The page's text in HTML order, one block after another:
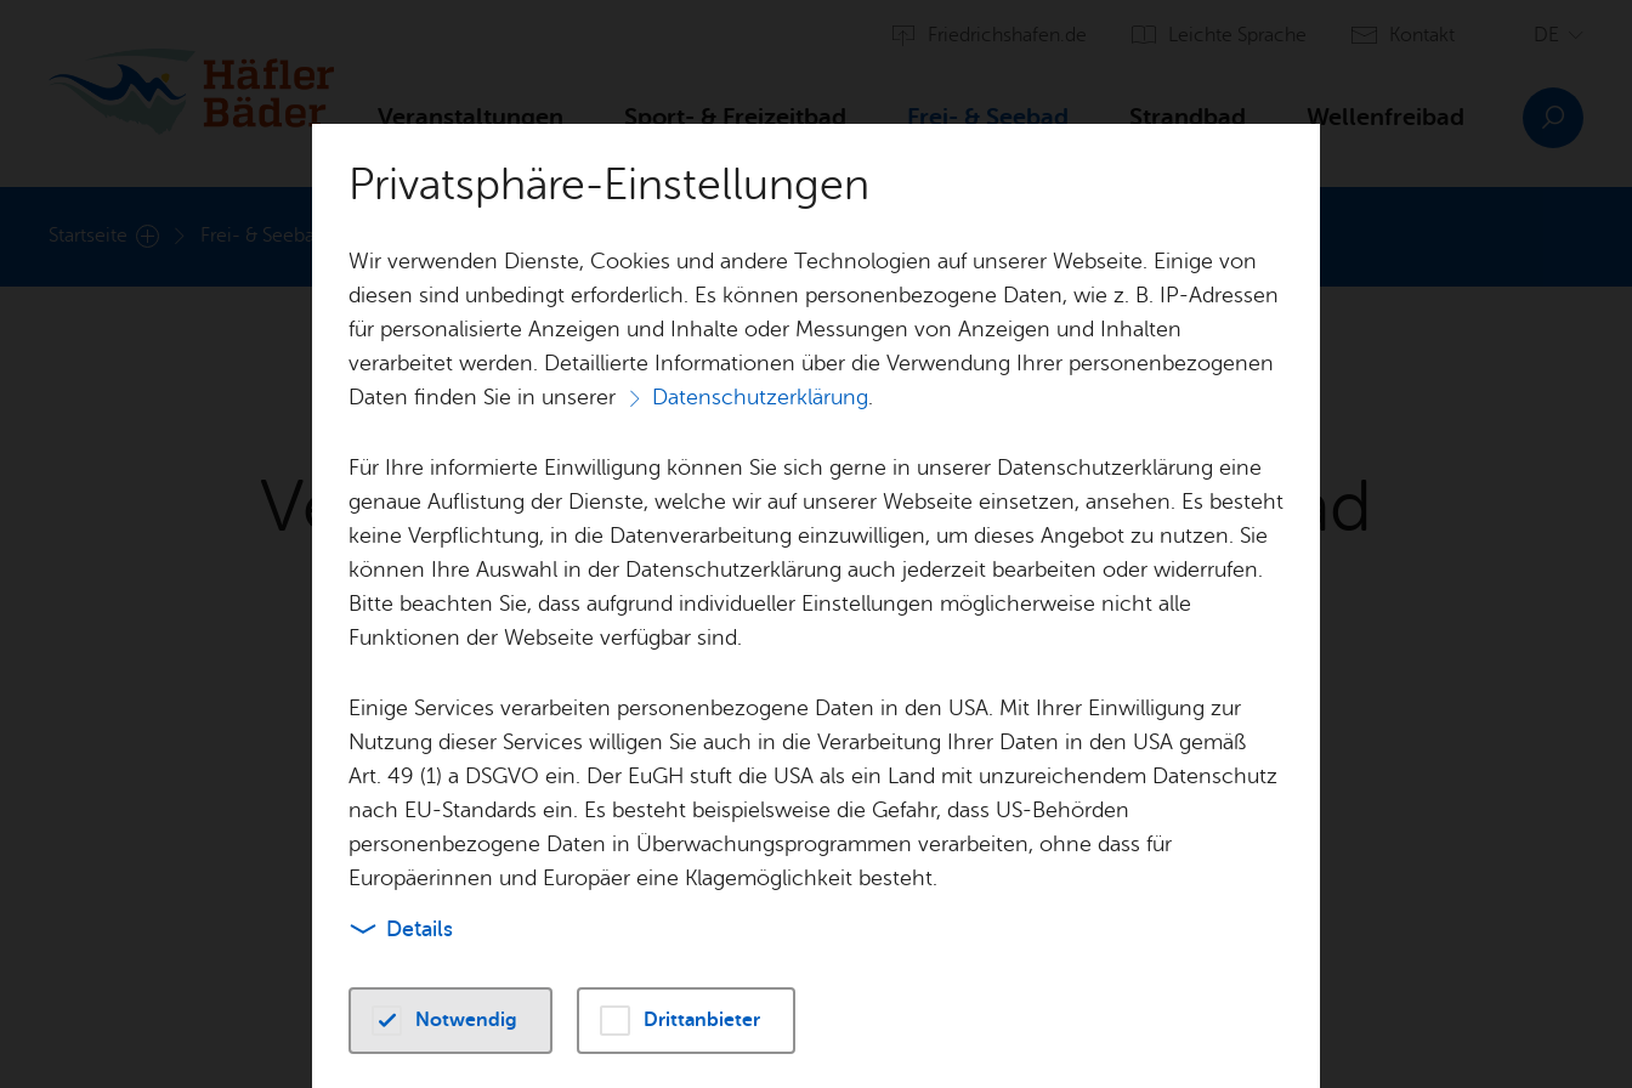
Fried­richs­ha­fen.de Leich­te Spra­che Kon­takt
Ver­an­stal­tun­gen Sport- & Frei­zeit­bad Frei- & See­bad Strand­bad Wel­len­frei­bad
Ver­an­stal­tun­gen
Start­sei­te Frei- & See­bad
Vor­le­sen
Ver­an­stal­tun­gen im Frei- & See­bad
Fisch­bach
ka­len­der.​fri​edri​chsh​afen.​de .
- Alle Zeit­räu­me - Erweiterte Suche
TOP Vor­le­se­stun­de im Frei– und See­bad Fisch­bach: „Di­no­sau­ri­er im
Frei­bad“
Privatsphäre-Einstellungen
Wir verwenden Dienste, Cookies und andere Technologien auf unserer Webseite. Einige von
diesen sind unbedingt erforderlich. Es können personenbezogene Daten, wie z. B. IP-Adressen
für personalisierte Anzeigen und Inhalte oder Messungen von Anzeigen und Inhalten
verarbeitet werden. Detaillierte Informationen über die Verwendung Ihrer personenbezogenen
Daten finden Sie in unserer
Datenschutzerklärung.
Für Ihre informierte Einwilligung können Sie sich gerne in unserer Datenschutzerklärung eine
genaue Auflistung der Dienste, welche wir auf unserer Webseite einsetzen, ansehen. Es besteht
keine Verpflichtung, in die Datenverarbeitung einzuwilligen, um dieses Angebot zu nutzen. Sie
können Ihre Auswahl in der Datenschutzerklärung auch jederzeit bearbeiten oder widerrufen.
Bitte beachten Sie, dass aufgrund individueller Einstellungen möglicherweise nicht alle
Funktionen der Webseite verfügbar sind.
Einige Services verarbeiten personenbezogene Daten in den USA. Mit Ihrer Einwilligung zur
Nutzung dieser Services willigen Sie auch in die Verarbeitung Ihrer Daten in den USA gemäß
Art. 49 (1) a DSGVO ein. Der EuGH stuft die USA als ein Land mit unzureichendem Datenschutz
nach EU-Standards ein. Es besteht beispielsweise die Gefahr, dass US-Behörden
personenbezogene Daten in Überwachungsprogrammen verarbeiten, ohne dass für
Europäerinnen und Europäer eine Klagemöglichkeit besteht.
Details
Notwendig Drittanbieter